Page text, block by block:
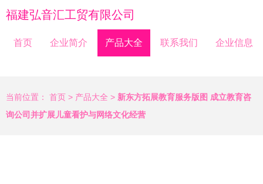
福建弘音汇工贸有限公司
首页 企业简介 产品大全 联系我们 企业信息
当前位置： 首页 > 产品大全 > 新东方拓展教育服务版图 成立教育咨
询公司并扩展儿童看护与网络文化经营